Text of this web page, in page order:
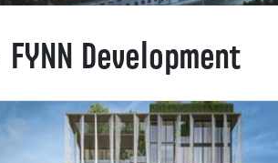
FYNN Development